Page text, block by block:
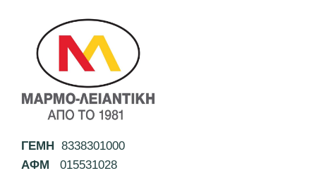
ΓΕΜΗ 8338301000
ΑΦΜ 015531028